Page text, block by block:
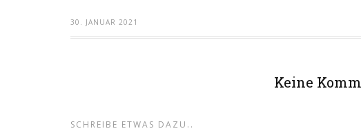
30. JANUAR 2021
Keine
SCHREIBE ETWAS DAZU..